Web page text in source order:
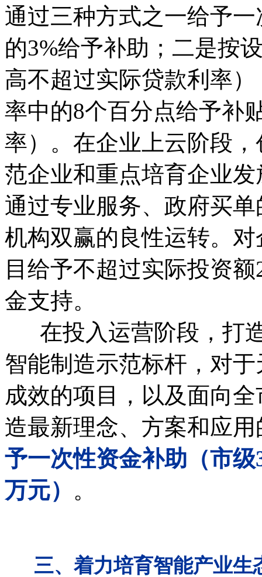
通过三种方式之一给予
的3%给予补助；二是按
高不超过实际贷款利率
率中的8个百分点给予补
率）。在企业上云阶段
范企业和重点培育企业
通过专业服务、政府买
机构双赢的良性运转。
目给予不超过实际投资
金支持。
在投入运营阶段，打
智能制造示范标杆，对
成效的项目，以及面向
造最新理念、方案和应
予一次性资金补助（市
万元） 。
三、着力培育智能产业生